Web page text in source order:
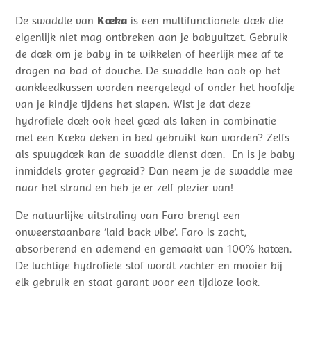
De swaddle van Koeka is een multifunctionele doek die
eigenlijk niet mag ontbreken aan je babyuitzet. Gebruik
de doek om je baby in te wikkelen of heerlijk mee af te
drogen na bad of douche. De swaddle kan ook op het
aankleedkussen worden neergelegd of onder het hoofdje
van je kindje tijdens het slapen. Wist je dat deze
hydrofiele doek ook heel goed als laken in combinatie
met een Koeka deken in bed gebruikt kan worden? Zelfs
als spuugdoek kan de swaddle dienst doen. En is je baby
inmiddels groter gegroeid? Dan neem je de swaddle mee
naar het strand en heb je er zelf plezier van!
De natuurlijke uitstraling van Faro brengt een
onweerstaanbare ‘laid back vibe’. Faro is zacht,
absorberend en ademend en gemaakt van 100% katoen.
De luchtige hydrofiele stof wordt zachter en mooier bij
elk gebruik en staat garant voor een tijdloze look.